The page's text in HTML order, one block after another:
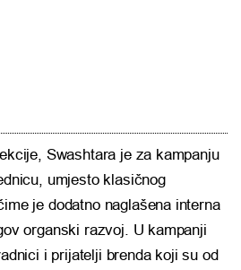
Swashtara je za kampanju
umjesto klasičnog
je dodatno naglašena interna
organski razvoj. U kampanji
i prijatelji brenda koji su od